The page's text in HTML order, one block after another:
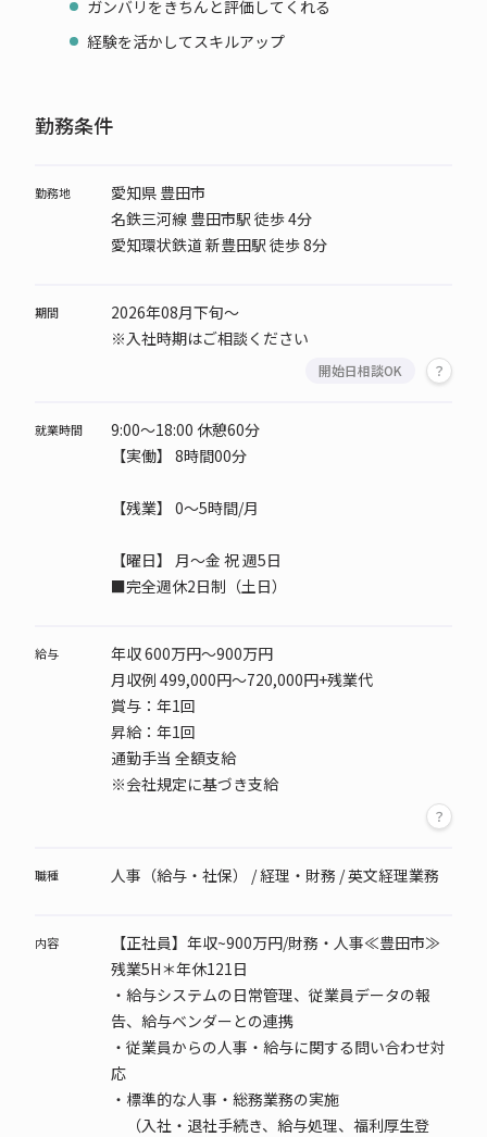
ガンバリをきちんと評価してくれる
経験を活かしてスキルアップ
勤務条件
勤務地
愛知県 豊田市
名鉄三河線 豊田市駅 徒歩 4分
愛知環状鉄道 新豊田駅 徒歩 8分
期間
2026年08月下旬～
※入社時期はご相談ください
開始日相談OK
就業時間
9:00～18:00 休憩60分
【実働】 8時間00分
【残業】 0～5時間/月
【曜日】
月～金 祝 週5日
■完全週休2日制（土日）
給与
年収 600万円～900万円
月収例 499,000円～720,000円+残業代
賞与：年1回
昇給：年1回
通勤手当 全額支給
※会社規定に基づき支給
職種 人事（給与・社保） / 経理・財務 / 英文経理業務
内容
【正社員】年収~900万円/財務・人事≪豊田市≫
残業5H＊年休121日
・給与システムの日常管理、従業員データの報
告、給与ベンダーとの連携
・従業員からの人事・給与に関する問い合わせ対
応
・標準的な人事・総務業務の実施
（入社・退社手続き、給与処理、福利厚生登